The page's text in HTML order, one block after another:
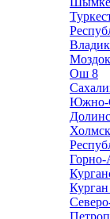
Моздок
Ош 8
Южно-
Холмск
Горно-
Курган